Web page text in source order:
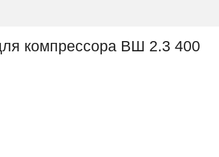
компрессора ВШ 2.3 400